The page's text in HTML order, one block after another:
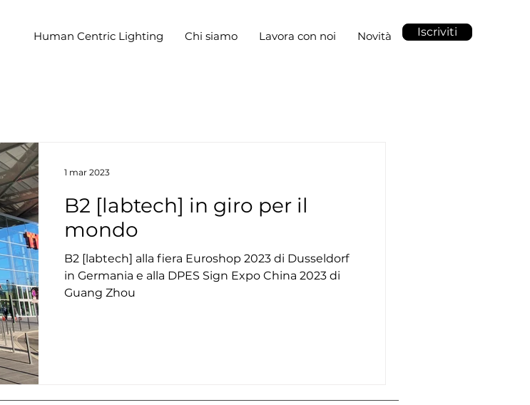
Human Centric Lighting Chi siamo Lavora con noi Novità Iscriviti
B2 [labtech] in giro per il
mondo
B2 [labtech] alla fiera Euroshop 2023 di Dusseldorf
in Germania e alla DPES Sign Expo China 2023 di
Guang Zhou
1 mar 2023